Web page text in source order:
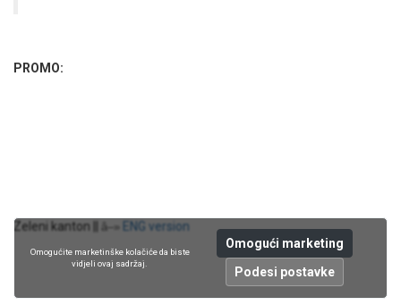
PROMO:
Omogućite marketinške kolačiće da biste
vidjeli ovaj sadržaj.
Omogući marketing
Podesi postavke
Zeleni kanton || â–» ENG version